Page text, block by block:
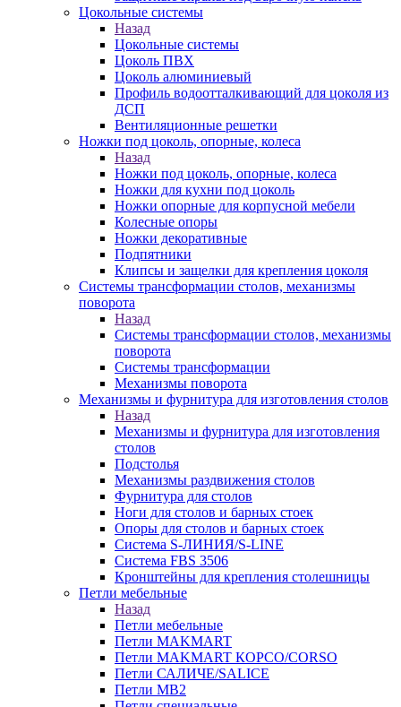
Цокольные системы
Назад
Цокольные системы
Цоколь ПВХ
Цоколь алюминиевый
Профиль водоотталкивающий для цоколя из
ДСП
Вентиляционные решетки
Ножки под цоколь, опорные, колеса
Назад
Ножки под цоколь, опорные, колеса
Ножки для кухни под цоколь
Ножки опорные для корпусной мебели
Колесные опоры
Ножки декоративные
Подпятники
Клипсы и защелки для крепления цоколя
Системы трансформации столов, механизмы
поворота
Назад
Системы трансформации столов, механизмы
поворота
Системы трансформации
Механизмы поворота
Механизмы и фурнитура для изготовления столов
Назад
Механизмы и фурнитура для изготовления
столов
Подстолья
Механизмы раздвижения столов
Фурнитура для столов
Ноги для столов и барных стоек
Опоры для столов и барных стоек
Система S-ЛИНИЯ/S-LINE
Система FBS 3506
Кронштейны для крепления столешницы
Петли мебельные
Назад
Петли мебельные
Петли MAKMART
Петли MAKMART КОРСО/CORSO
Петли САЛИЧЕ/SALICE
Петли MB2